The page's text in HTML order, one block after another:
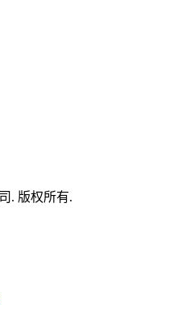
. 版权所有.